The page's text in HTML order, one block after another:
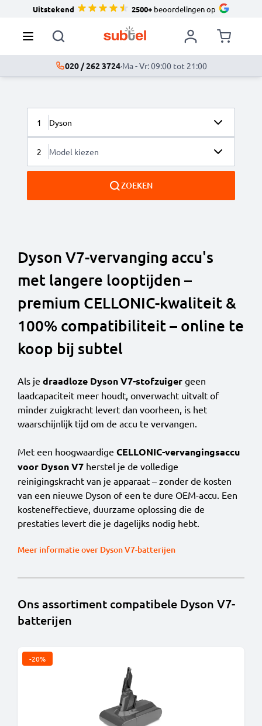
Uitstekend 2500+beoordelingen op
020 / 262 3724·Ma - Vr: 09:00 tot 21:00
1 Dyson
2 Model kiezen
ZOEKEN
Dyson V7-vervanging accu's
met langere looptijden –
premium CELLONIC-kwaliteit &
100% compatibiliteit – online te
koop bij subtel
Als je draadloze Dyson V7-stofzuiger geen
laadcapaciteit meer houdt, onverwacht uitvalt of
minder zuigkracht levert dan voorheen, is het
waarschijnlijk tijd om de accu te vervangen.
Met een hoogwaardige CELLONIC-vervangingsaccu
voor Dyson V7 herstel je de volledige
reinigingskracht van je apparaat – zonder de kosten
van een nieuwe Dyson of een te dure OEM-accu. Een
kosteneffectieve, duurzame oplossing die de
prestaties levert die je dagelijks nodig hebt.
Meer informatie over Dyson V7-batterijen
Ons assortiment compatibele Dyson V7-
batterijen
-20%